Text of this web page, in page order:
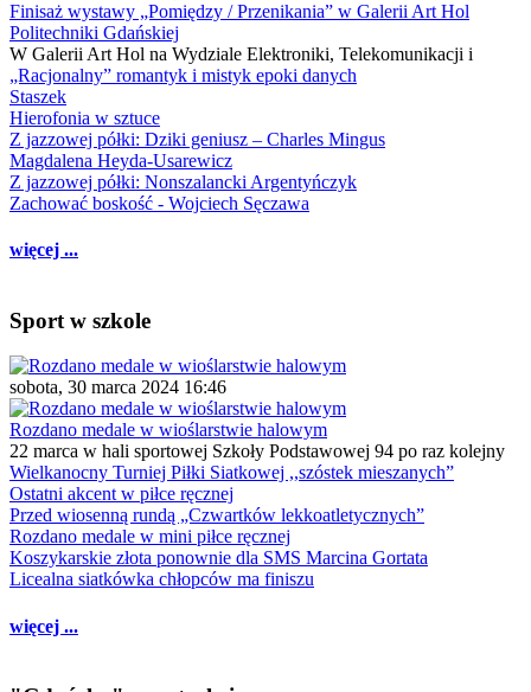
Finisaż wystawy „Pomiędzy / Przenikania” w Galerii Art Hol
Politechniki Gdańskiej
W Galerii Art Hol na Wydziale Elektroniki, Telekomunikacji i
„Racjonalny” romantyk i mistyk epoki danych
Staszek
Hierofonia w sztuce
Z jazzowej półki: Dziki geniusz – Charles Mingus
Magdalena Heyda-Usarewicz
Z jazzowej półki: Nonszalancki Argentyńczyk
Zachować boskość - Wojciech Sęczawa
więcej ...
Sport w szkole
sobota, 30 marca 2024 16:46
Rozdano medale w wioślarstwie halowym
22 marca w hali sportowej Szkoły Podstawowej 94 po raz kolejny
Wielkanocny Turniej Piłki Siatkowej ,,szóstek mieszanych”
Ostatni akcent w piłce ręcznej
Przed wiosenną rundą „Czwartków lekkoatletycznych”
Rozdano medale w mini piłce ręcznej
Koszykarskie złota ponownie dla SMS Marcina Gortata
Licealna siatkówka chłopców ma finiszu
więcej ...